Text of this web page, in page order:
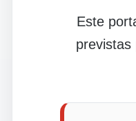
Este
previstas